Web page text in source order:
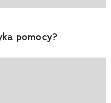
pomocy?